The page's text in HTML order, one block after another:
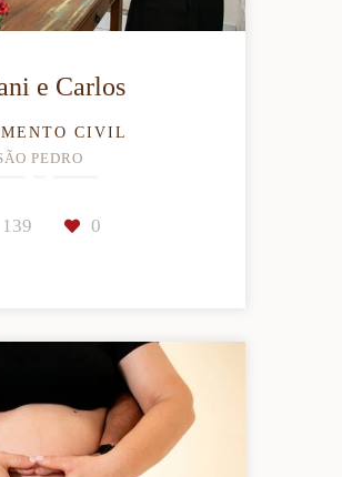
e Carlos
CIVIL
PEDRO
139 0